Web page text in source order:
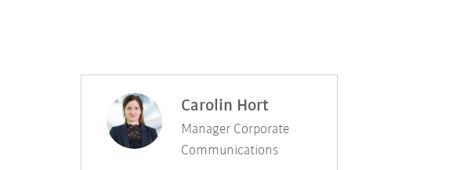
Carolin Hort
Manager Corporate
Communications